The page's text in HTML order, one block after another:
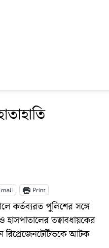
Print
কর্তব্যরত পুলিশের সঙ্গে
হাসপাতালের তত্বাবধায়কের
রিপ্রেজেনটেটিভকে আটক